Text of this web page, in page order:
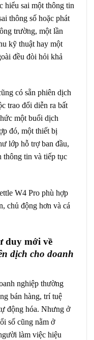
hiểu sai một thông tin
thông số hoặc phát
trường, một lần
kỹ thuật hay một
đều đòi hỏi khả
có sẵn phiên dịch
trao đổi diễn ra bất
một buổi dịch
đó, một thiết bị
lớp hỗ trợ ban đầu,
thông tin và tiếp tục
W4 Pro phù hợp
chủ động hơn và cá
duy mới về
dịch cho doanh
nghiệp thường
bán hàng, trí tuệ
động hóa. Nhưng ở
số cũng nằm ở
làm việc hiệu